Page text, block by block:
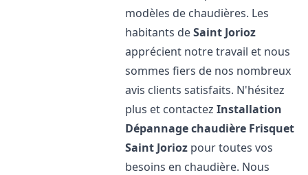
modèles de chaudières. Les
habitants deSaint Jorioz
apprécient notre travail et nous
sommes fiers de nos nombreux
avis clients satisfaits. N'hésitez
plus et contactezInstallation
Dépannage chaudière Frisquet
Saint Jorioz pour toutes vos
besoins en chaudière. Nous